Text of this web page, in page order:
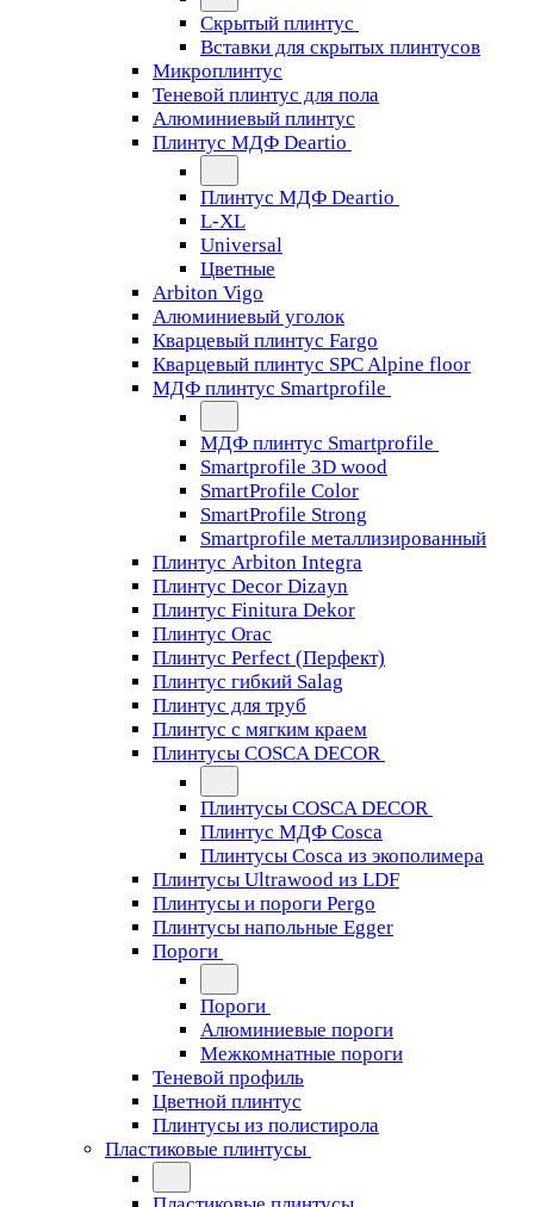
Скрытый плинтус
Вставки для скрытых плинтусов
Микроплинтус
Теневой плинтус для пола
Алюминиевый плинтус
Плинтус МДФ Deartio
Плинтус МДФ Deartio
L-XL
Universal
Цветные
Arbiton Vigo
Алюминиевый уголок
Кварцевый плинтус Fargo
Кварцевый плинтус SPC Alpine floor
МДФ плинтус Smartprofile
МДФ плинтус Smartprofile
Smartprofile 3D wood
SmartProfile Color
SmartProfile Strong
Smartprofile металлизированный
Плинтус Arbiton Integra
Плинтус Decor Dizayn
Плинтус Finitura Dekor
Плинтус Orac
Плинтус Perfect (Перфект)
Плинтус гибкий Salag
Плинтус для труб
Плинтус с мягким краем
Плинтусы COSCA DECOR
Плинтусы COSCA DECOR
Плинтус МДФ Cosca
Плинтусы Cosca из экополимера
Плинтусы Ultrawood из LDF
Плинтусы и пороги Pergo
Плинтусы напольные Egger
Пороги
Пороги
Алюминиевые пороги
Межкомнатные пороги
Теневой профиль
Цветной плинтус
Плинтусы из полистирола
Пластиковые плинтусы